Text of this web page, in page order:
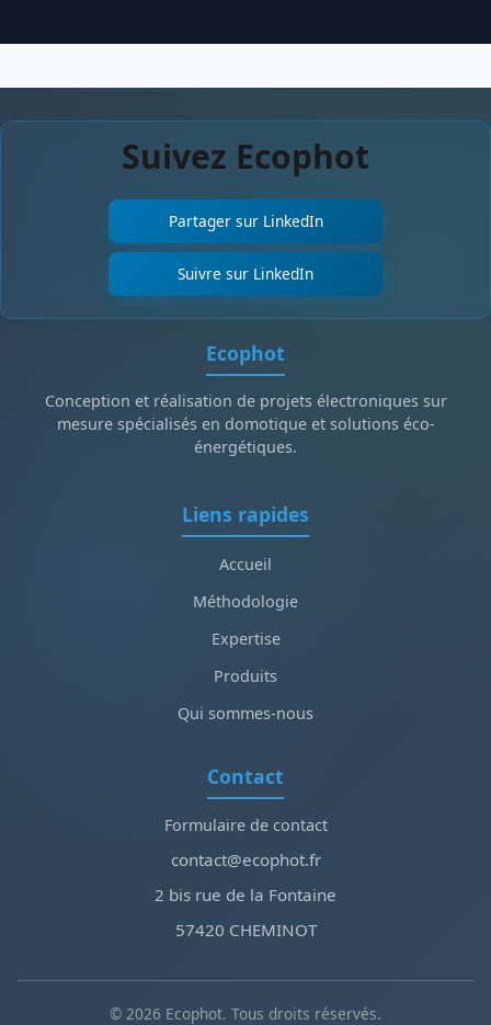
Suivez Ecophot
Partager sur LinkedIn
Suivre sur LinkedIn
Ecophot
Conception et réalisation de projets électroniques sur
mesure spécialisés en domotique et solutions éco-
énergétiques.
Liens rapides
Accueil
Méthodologie
Expertise
Produits
Qui sommes-nous
Contact
Formulaire de contact
contact@ecophot.fr
2 bis rue de la Fontaine
57420 CHEMINOT
© 2026 Ecophot. Tous droits réservés.